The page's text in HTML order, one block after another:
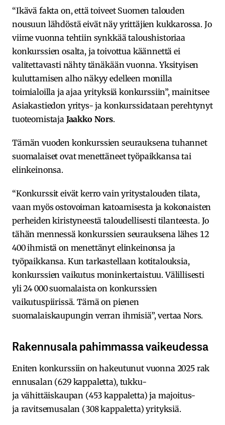
“Ikävä fakta on, että toiveet Suomen talouden
nousuun lähdöstä eivät näy yrittäjien kukkarossa. Jo
viime vuonna tehtiin synkkää taloushistoriaa
konkurssien osalta, ja toivottua käännettä ei
valitettavasti nähty tänäkään vuonna. Yksityisen
kuluttamisen alho näkyy edelleen monilla
toimialoilla ja ajaa yrityksiä konkurssiin”, mainitsee
Asiakastiedon yritys- ja konkurssidataan perehtynyt
tuoteomistaja Jaakko Nors.
Tämän vuoden konkurssien seurauksena tuhannet
suomalaiset ovat menettäneet työpaikkansa tai
elinkeinonsa.
“Konkurssit eivät kerro vain yritystalouden tilata,
vaan myös ostovoiman katoamisesta ja kokonaisten
perheiden kiristyneestä taloudellisesti tilanteesta. Jo
tähän mennessä konkurssien seurauksena lähes 12
400 ihmistä on menettänyt elinkeinonsa ja
työpaikkansa. Kun tarkastellaan kotitalouksia,
konkurssien vaikutus moninkertaistuu. Välillisesti
yli 24 000 suomalaista on konkurssien
vaikutuspiirissä. Tämä on pienen
suomalaiskaupungin verran ihmisiä”, vertaa Nors.
Rakennusala pahimmassa vaikeudessa
Eniten konkurssiin on hakeutunut vuonna 2025 rak
ennusalan (629 kappaletta), tukku-
ja vähittäiskaupan (453 kappaletta) ja majoitus-
ja ravitsemusalan (308 kappaletta) yrityksiä.